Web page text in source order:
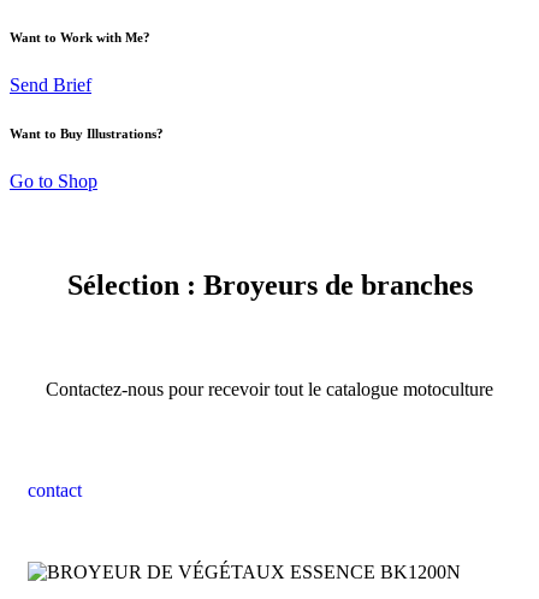
Want to Work with Me?
Send Brief
Want to Buy Illustrations?
Go to Shop
Sélection : Broyeurs de branches
Contactez-nous pour recevoir tout le catalogue motoculture
contact